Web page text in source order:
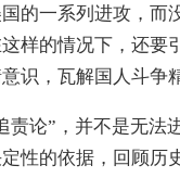
的一系列进攻，而
样的情况下，还要
识，瓦解国人斗争
论”，并不是无法
性的依据，回顾历